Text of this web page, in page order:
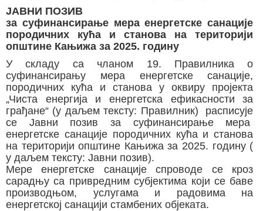
ЈАВНИ ПОЗИВ
за суфинансирање мера енергетске санације
породичних кућа и станова на територији
општине Кањижа за 2025. годину
У складу са чланом 19. Правилника о
суфинансирању мера енергетске санације,
породичних кућа и станова у оквиру пројекта
„Чиста енергија и енергетска ефикасности за
грађане“ (у даљем тексту: Правилник) расписује
се Јавни позив за суфинансирање мера
енергетске санације породичних кућа и станова
на територији општине Кањижа за 2025. годину (
у даљем тексту: Јавни позив).
Мере енергетске санације спроводе се кроз
сарадњу са привредним субјектима који се баве
производњом, услугама и радовима на
енергетској санацији стамбених објеката.